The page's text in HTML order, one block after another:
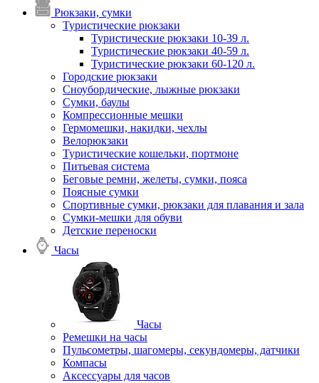
Рюкзаки, сумки
Туристические рюкзаки
Туристические рюкзаки 10-39 л.
Туристические рюкзаки 40-59 л.
Туристические рюкзаки 60-120 л.
Городские рюкзаки
Сноубордические, лыжные рюкзаки
Сумки, баулы
Компрессионные мешки
Гермомешки, накидки, чехлы
Велорюкзаки
Туристические кошельки, портмоне
Питьевая система
Беговые ремни, желеты, сумки, пояса
Поясные сумки
Спортивные сумки, рюкзаки для плавания и зала
Сумки-мешки для обуви
Детские переноски
Часы
Часы
Ремешки на часы
Пульсометры, шагомеры, секундомеры, датчики
Компасы
Аксессуары для часов